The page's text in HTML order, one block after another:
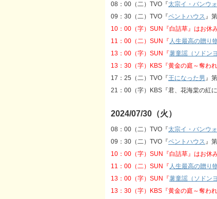
08：00（二）TVO『太宗イ・バンウ
09：30（二）TVO『ペントハウス』
10：00（字）SUN『白詰草』はお休
11：00（二）SUN『 人生最高の贈り
13：00（字）SUN『薯童謡（ソドンヨ
13：30（字）KBS『黄金の庭～奪わ
17：25（二）TVO『王になった男』
21：00（字）KBS『君、花海棠の紅
2024/07/30（火）
08：00（二）TVO『太宗イ・バンウ
09：30（二）TVO『ペントハウス』
10：00（字）SUN『白詰草』はお休
11：00（二）SUN『 人生最高の贈り
13：00（字）SUN『薯童謡（ソドンヨ
13：30（字）KBS『黄金の庭～奪わ